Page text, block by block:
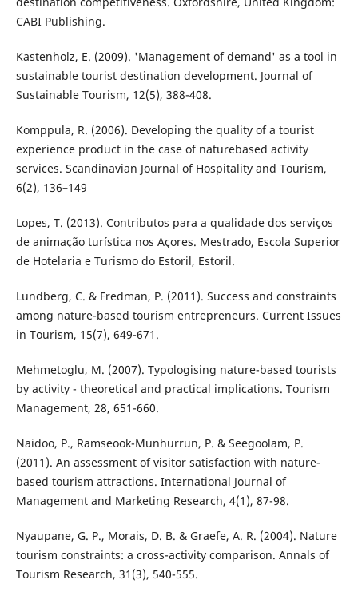
CABI Publishing.
Kastenholz, E. (2009). 'Management of demand' as a tool in
sustainable tourist destination development. Journal of
Sustainable Tourism, 12(5), 388-408.
Komppula, R. (2006). Developing the quality of a tourist
experience product in the case of naturebased activity
services. Scandinavian Journal of Hospitality and Tourism,
6(2), 136–149
Lopes, T. (2013). Contributos para a qualidade dos serviços
de animação turística nos Açores. Mestrado, Escola Superior
de Hotelaria e Turismo do Estoril, Estoril.
Lundberg, C. & Fredman, P. (2011). Success and constraints
among nature-based tourism entrepreneurs. Current Issues
in Tourism, 15(7), 649-671.
Mehmetoglu, M. (2007). Typologising nature-based tourists
by activity - theoretical and practical implications. Tourism
Management, 28, 651-660.
Naidoo, P., Ramseook-Munhurrun, P. & Seegoolam, P.
(2011). An assessment of visitor satisfaction with nature-
based tourism attractions. International Journal of
Management and Marketing Research, 4(1), 87-98.
Nyaupane, G. P., Morais, D. B. & Graefe, A. R. (2004). Nature
tourism constraints: a cross-activity comparison. Annals of
Tourism Research, 31(3), 540-555.